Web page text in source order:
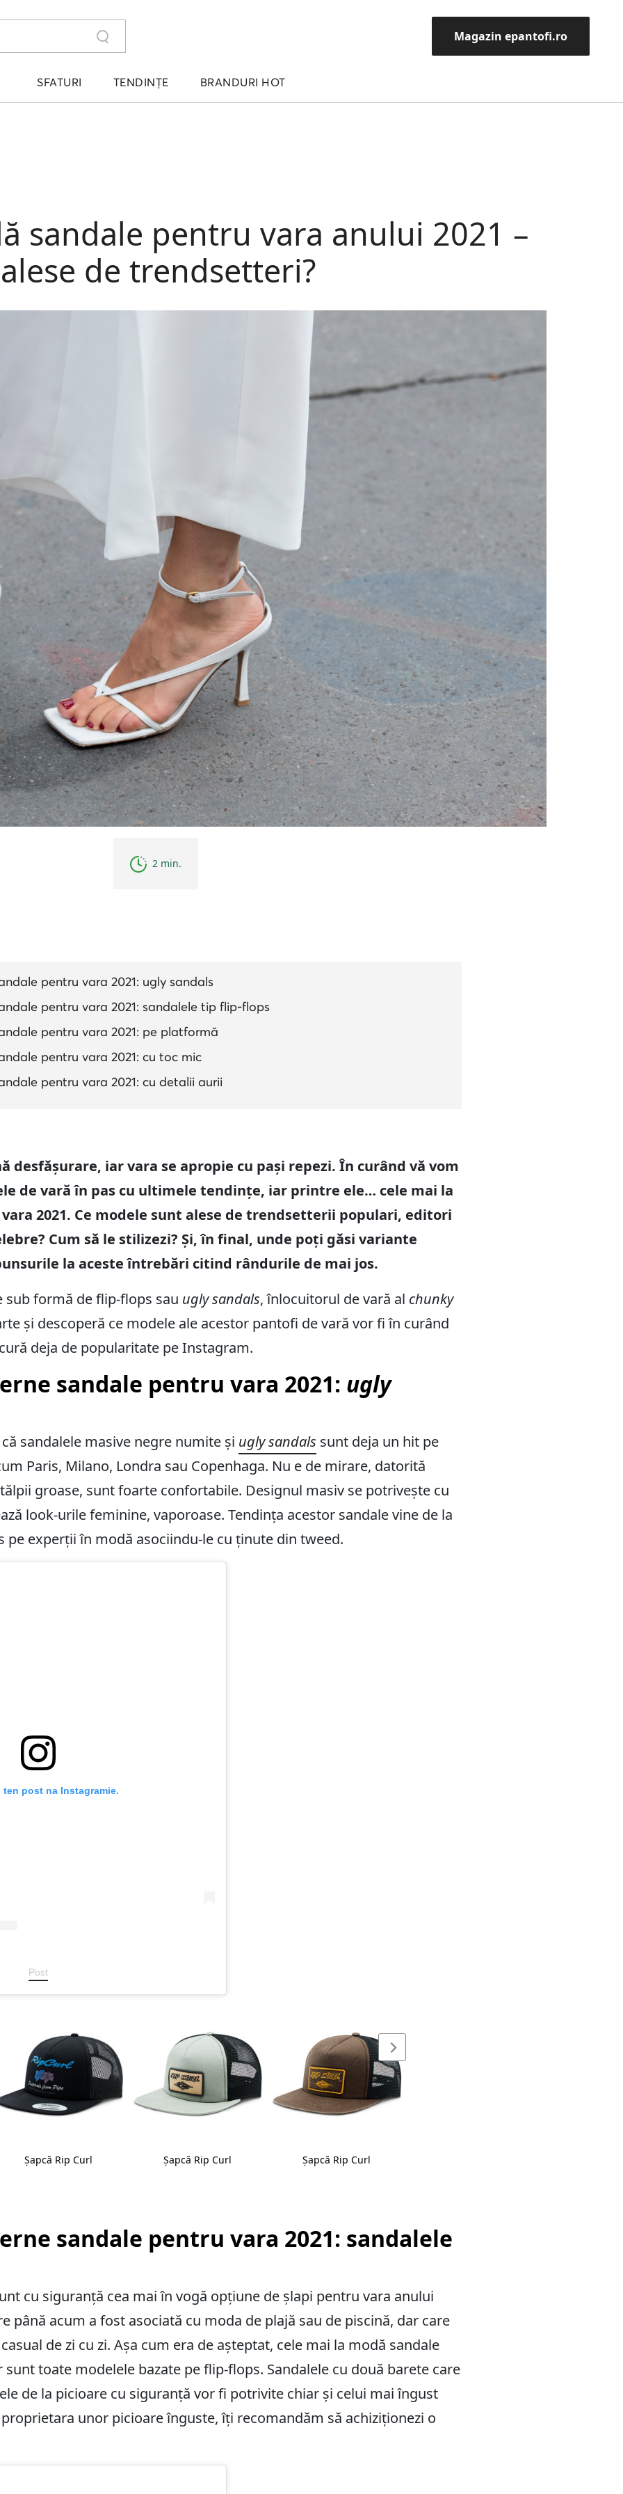
Magazin epantofi.ro
SFATURI TENDINȚE BRANDURI HOT
sandale pentru vara anului 2021 –
de trendsetteri?
Tendințe
2 min.
pentru vara 2021: ugly sandals
pentru vara 2021: sandalele tip flip-flops
pentru vara 2021: pe platformă
pentru vara 2021: cu toc mic
pentru vara 2021: cu detalii aurii
desfășurare, iar vara se apropie cu pași repezi. În curând vă vom
de vară în pas cu ultimele tendințe, iar printre ele… cele mai la
2021. Ce modele sunt alese de trendsetterii populari, editori
Cum să le stilizezi? Și, în final, unde poți găsi variante
la aceste întrebări citind rândurile de mai jos.
sub formă de flip-flops sau ugly sandals, înlocuitorul de vară al chunky
și descoperă ce modele ale acestor pantofi de vară vor fi în curând
deja de popularitate pe Instagram.
sandale pentru vara 2021: ugly
sandalele masive negre numite și ugly sandals sunt deja un hit pe
Paris, Milano, Londra sau Copenhaga. Nu e de mirare, datorită
groase, sunt foarte confortabile. Designul masiv se potrivește cu
look-urile feminine, vaporoase. Tendința acestor sandale vine de la
pe experții în modă asociindu-le cu ținute din tweed.
ten post na Instagramie.
Post
Șapcă Rip Curl Șapcă Rip Curl Șapcă Rip Curl
sandale pentru vara 2021: sandalele
cu siguranță cea mai în vogă opțiune de șlapi pentru vara anului
până acum a fost asociată cu moda de plajă sau de piscină, dar care
de zi cu zi. Așa cum era de așteptat, cele mai la modă sandale
toate modelele bazate pe flip-flops. Sandalele cu două barete care
de la picioare cu siguranță vor fi potrivite chiar și celui mai îngust
proprietara unor picioare înguste, îți recomandăm să achiziționezi o